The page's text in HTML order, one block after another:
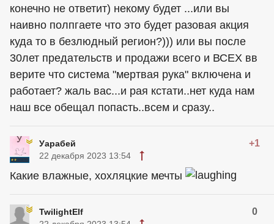
конечно не ответит) некому будет ...или вы
наивно полпгаете что это будет разовая акция
куда то в безлюдный регион?))) или вы после
30лет предательств и продажи всего и ВСЕХ вв
верите что система "мертвая рука" включена и
работает? жаль вас...и рая кстати..нет куда нам
наш все обещал попасть..всем и сразу..
Уарабей +1
22 декабря 2023 13:54
Какие влажные, xoxляцкие мечты
TwilightElf 0